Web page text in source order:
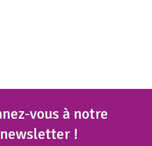
-vous à notre
newsletter !